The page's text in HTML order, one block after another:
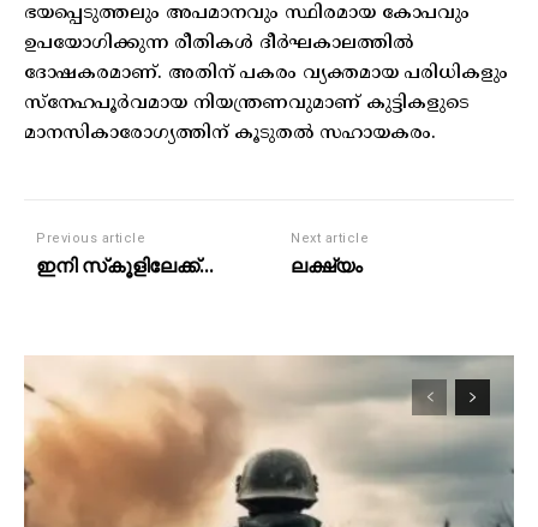
ഭയപ്പെടുത്തലും അപമാനവും സ്ഥിരമായ കോപവും
ഉപയോഗിക്കുന്ന രീതികൾ ദീർഘകാലത്തിൽ
ദോഷകരമാണ്. അതിന് പകരം വ്യക്തമായ പരിധികളും
സ്നേഹപൂർവമായ നിയന്ത്രണവുമാണ് കുട്ടികളുടെ
മാനസികാരോഗ്യത്തിന് കൂടുതൽ സഹായകരം.
Previous article
ഇനി സ്‌കൂളിലേക്ക്…
Next article
ലക്ഷ്യം